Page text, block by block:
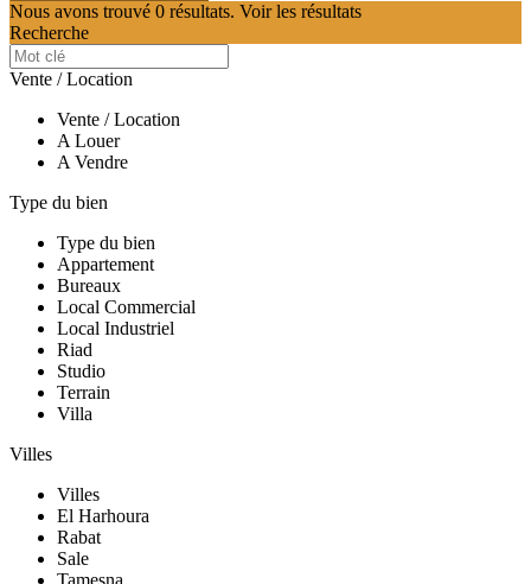
Nous avons trouvé 0 résultats. Voir les résultats
Recherche
Vente / Location
Vente / Location
A Louer
A Vendre
Type du bien
Type du bien
Appartement
Bureaux
Local Commercial
Local Industriel
Riad
Studio
Terrain
Villa
Villes
Villes
El Harhoura
Rabat
Sale